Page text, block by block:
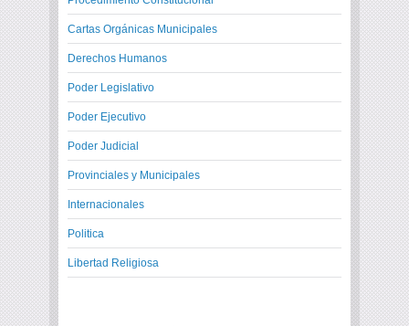
Cartas Orgánicas Municipales
Derechos Humanos
Poder Legislativo
Poder Ejecutivo
Poder Judicial
Provinciales y Municipales
Internacionales
Politica
Libertad Religiosa